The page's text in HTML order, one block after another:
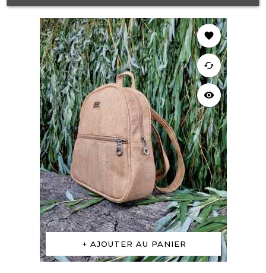
AJOUTER AU PANIER
favorite
cached
visibility